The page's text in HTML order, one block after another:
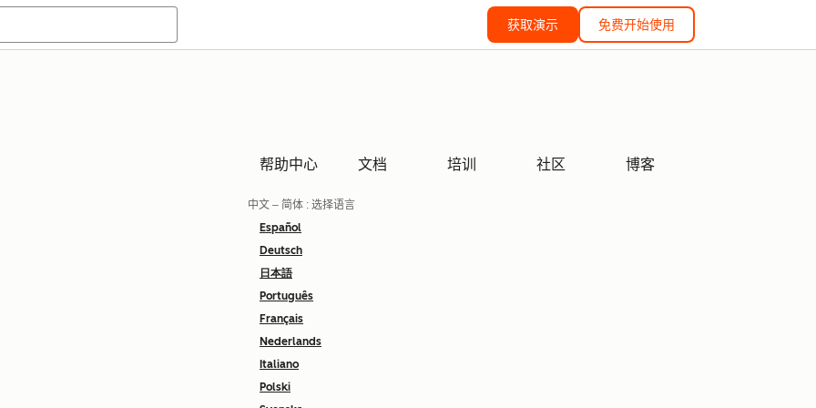
获取演示 免费开始使用
帮助中心 文档 培训 社区 博客
中文 – 简体 : 选择语言
Español
Deutsch
日本語
Português
Français
Nederlands
Italiano
Polski